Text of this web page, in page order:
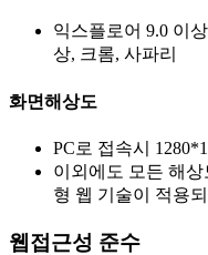
익스플로어 9.0 이
상, 크롬, 사파리
화면해상도
PC로 접속시
이외에도 모든 해
형 웹 기술이 적용
웹접근성 준수